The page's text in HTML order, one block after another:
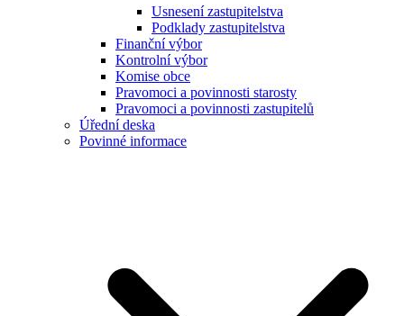
Usnesení zastupitelstva
Podklady zastupitelstva
Finanční výbor
Kontrolní výbor
Komise obce
Pravomoci a povinnosti starosty
Pravomoci a povinnosti zastupitelů
Úřední deska
Povinné informace